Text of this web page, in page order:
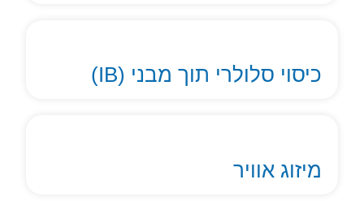
כיסוי סלולרי תוך מבני (IB)
מיזוג אוויר